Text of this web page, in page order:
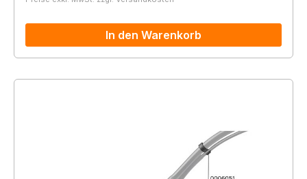
In den Warenkorb